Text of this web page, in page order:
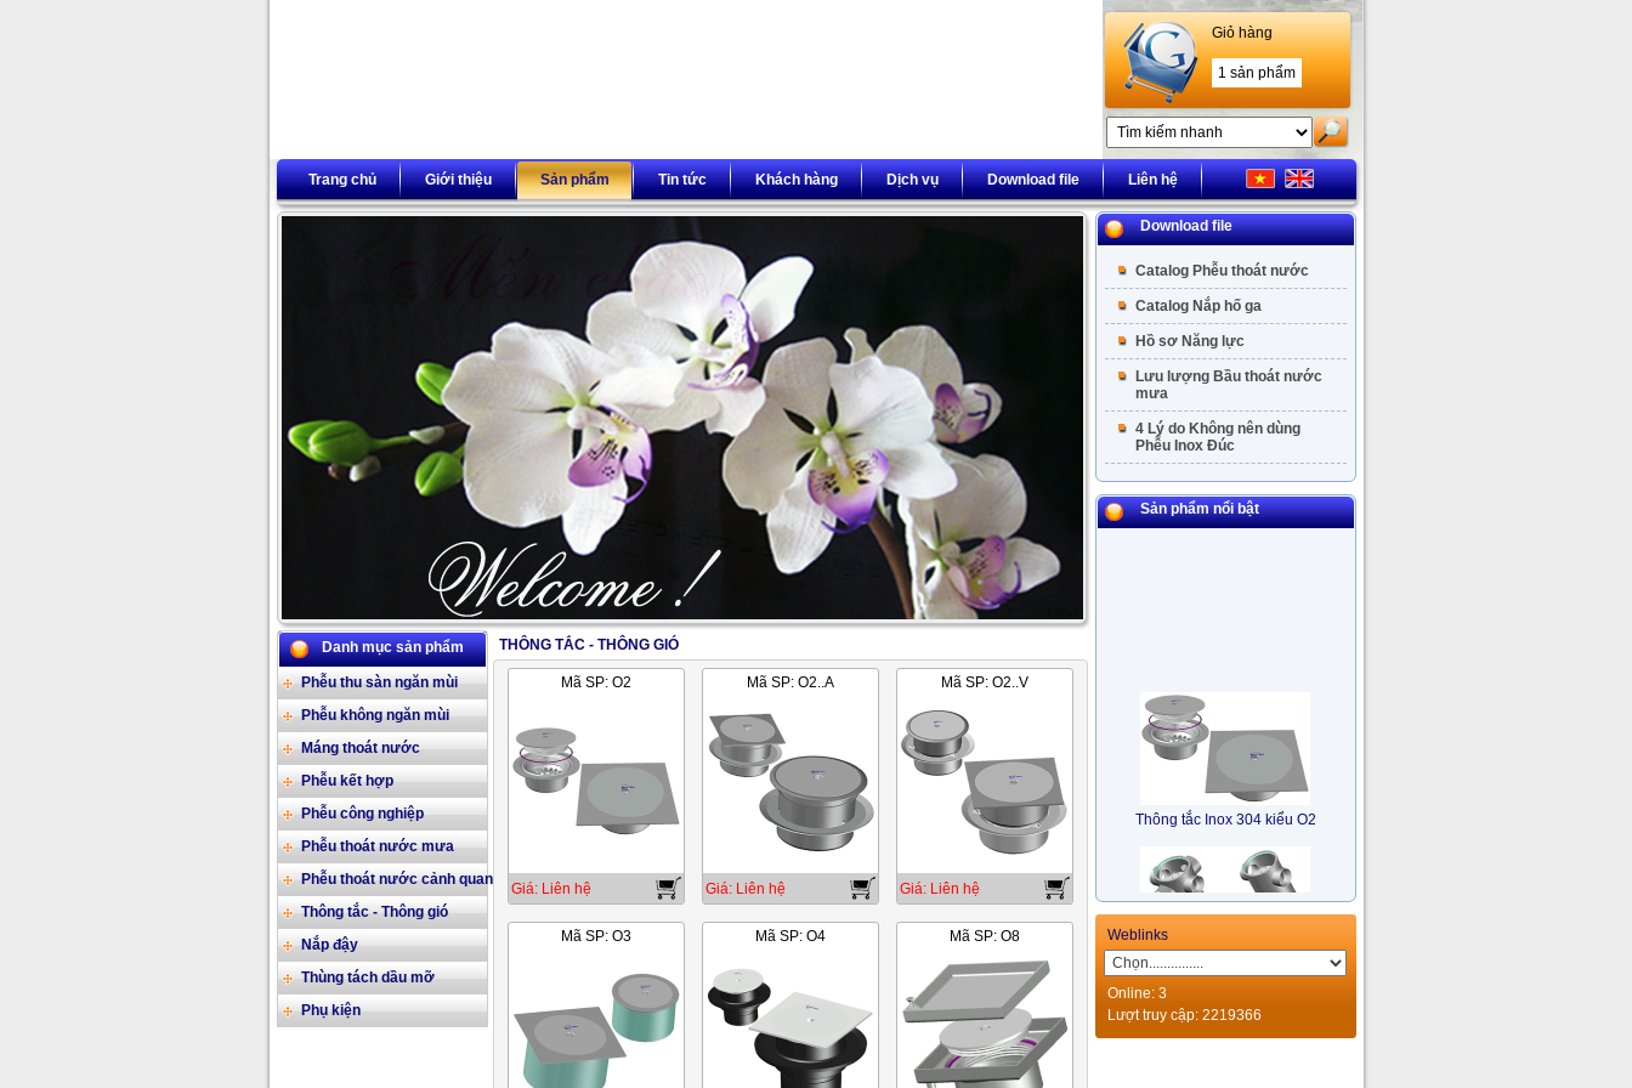
Giỏ hàng
1 sản phẩm
Trang chủ Giới thiệu Sản phẩm Tin tức Khách hàng Dịch vụ Download file Liên hệ
2/17
Danh mục sản phẩm
Phễu thu sàn ngăn mùi
Phễu không ngăn mùi
Máng thoát nước
Phễu kết hợp
Phễu công nghiệp
Phễu thoát nước mưa
Phễu thoát nước cảnh quan
Thông tắc - Thông gió
Nắp đậy
Thùng tách dầu mỡ
Phụ kiện
THÔNG TẮC - THÔNG GIÓ
Mã SP: O2
Giá: Liên hệ
Mã SP: O2..A
Giá: Liên hệ
Mã SP: O2..V
Giá: Liên hệ
Mã SP: O3 Mã SP: O4 Mã SP: O8
Download file
Catalog Phễu thoát nước
Catalog Nắp hố ga
Hồ sơ Năng lực
Lưu lượng Bầu thoát nước
mưa
4 Lý do Không nên dùng
Phễu Inox Đúc
Sản phẩm nổi bật
Thông tắc Inox 304 kiểu O2
Bẫy Nước Nhiều Hướng Inox
304 kiểu TM
Weblinks
Online: 3
Lượt truy cập: 2219366